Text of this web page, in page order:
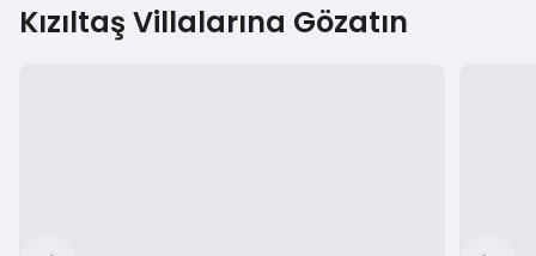
Kızıltaş Villalarına Gözatın